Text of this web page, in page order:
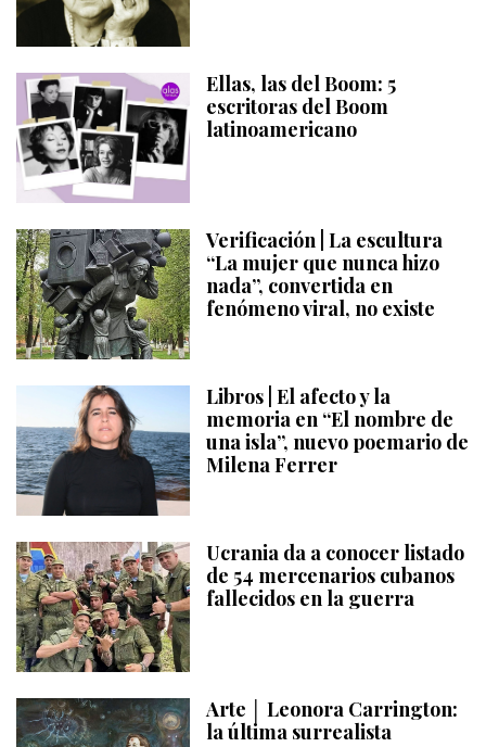
Ellas, las del Boom: 5
escritoras del Boom
latinoamericano
Verificación | La escultura
“La mujer que nunca hizo
nada”, convertida en
fenómeno viral, no existe
Libros | El afecto y la
memoria en “El nombre de
una isla”, nuevo poemario de
Milena Ferrer
Ucrania da a conocer listado
de 54 mercenarios cubanos
fallecidos en la guerra
Arte │ Leonora Carrington:
la última surrealista